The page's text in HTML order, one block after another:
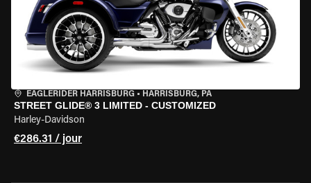
EAGLERIDER HARRISBURG • HARRISBURG, PA
STREET GLIDE® 3 LIMITED - CUSTOMIZED
Harley-Davidson
€286.31 / jour